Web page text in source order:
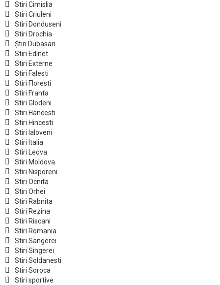
Stiri Cimislia
Stiri Criuleni
Stiri Donduseni
Stiri Drochia
Știri Dubasari
Stiri Edinet
Stiri Externe
Stiri Falesti
Stiri Floresti
Stiri Franta
Stiri Glodeni
Stiri Hancesti
Stiri Hincesti
Stiri Ialoveni
Stiri Italia
Stiri Leova
Stiri Moldova
Stiri Nisporeni
Stiri Ocnita
Stiri Orhei
Stiri Rabnita
Stiri Rezina
Stiri Riscani
Stiri Romania
Stiri Sangerei
Stiri Singerei
Stiri Soldanesti
Stiri Soroca
Stiri sportive